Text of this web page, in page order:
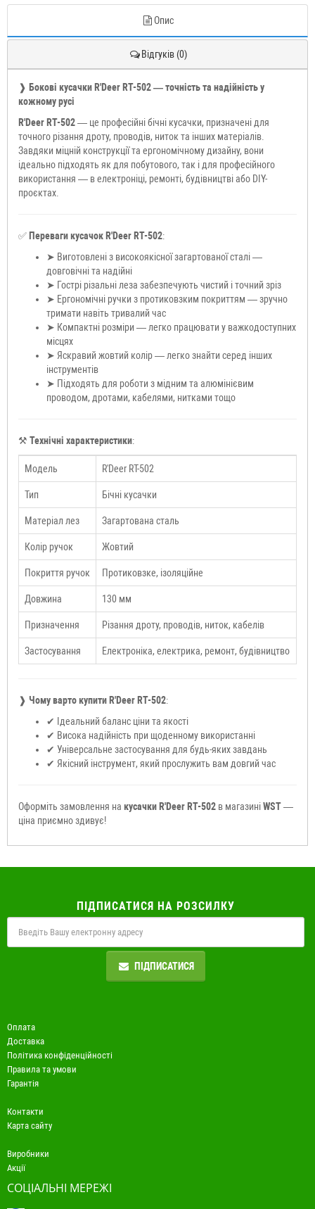
Опис
Відгуків (0)
❱ Бокові кусачки R'Deer RT-502 — точність та надійність у
кожному русі
R'Deer RT-502— це професійні бічні кусачки, призначені для
точного різання дроту, проводів, ниток та інших матеріалів.
Завдяки міцній конструкції та ергономічному дизайну, вони
ідеально підходять як для побутового, так і для професійного
використання — в електроніці, ремонті, будівництві або DIY-
проєктах.
✅ Переваги кусачок R'Deer RT-502:
➤ Виготовлені з високоякісної загартованої сталі —
довговічні та надійні
➤ Гострі різальні леза забезпечують чистий і точний зріз
➤ Ергономічні ручки з протиковзким покриттям — зручно
тримати навіть тривалий час
➤ Компактні розміри — легко працювати у важкодоступних
місцях
➤ Яскравий жовтий колір — легко знайти серед інших
інструментів
➤ Підходять для роботи з мідним та алюмінієвим
проводом, дротами, кабелями, нитками тощо
⚒ Технічні характеристики:
Модель R'Deer RT-502
Тип Бічні кусачки
Матеріал лез Загартована сталь
Колір ручок Жовтий
Покриття ручок Протиковзке, ізоляційне
Довжина 130 мм
Призначення Різання дроту, проводів, ниток, кабелів
Застосування Електроніка, електрика, ремонт, будівництво
❱ Чому варто купити R'Deer RT-502:
✔ Ідеальний баланс ціни та якості
✔ Висока надійність при щоденному використанні
✔ Універсальне застосування для будь-яких завдань
✔ Якісний інструмент, який прослужить вам довгий час
Оформіть замовлення на кусачки R'Deer RT-502 в магазиніWST—
ціна приємно здивує!
ПІДПИСАТИСЯ НА РОЗСИЛКУ
ПІДПИСАТИСЯ
Оплата
Доставка
Політика конфіденційності
Правила та умови
Гарантія
Контакти
Карта сайту
Виробники
Акції
СОЦІАЛЬНІ МЕРЕЖІ